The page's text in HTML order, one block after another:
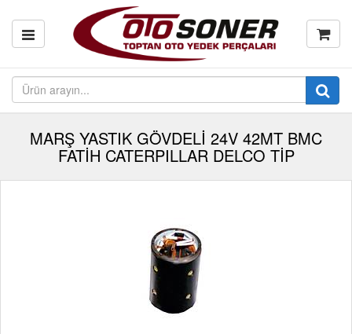
MARŞ YASTIK GÖVDELİ 24V 42MT BMC
FATİH CATERPILLAR DELCO TİP